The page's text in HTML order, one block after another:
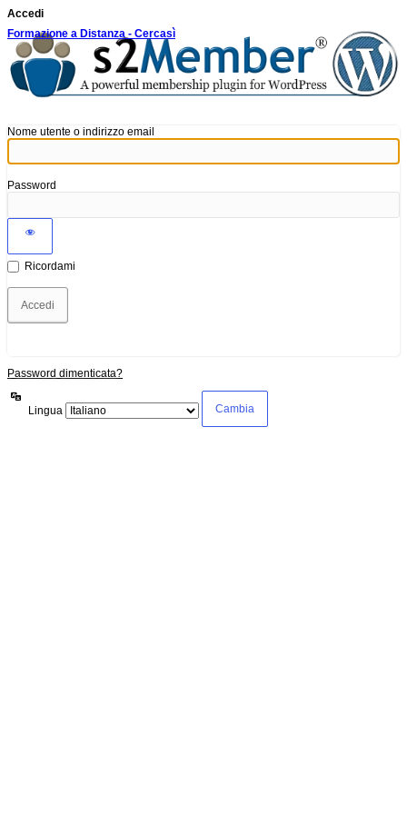
Accedi
Formazione a Distanza - Cercasì
Nome utente o indirizzo email
Password
Ricordami
Password dimenticata?
Lingua